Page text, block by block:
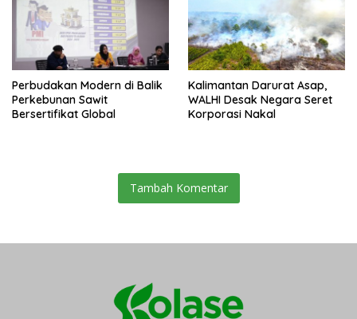
Perbudakan Modern di Balik
Perkebunan Sawit
Bersertifikat Global
Kalimantan Darurat Asap,
WALHI Desak Negara Seret
Korporasi Nakal
Tambah Komentar